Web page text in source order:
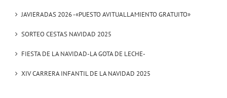
JAVIERADAS 2026 -«PUESTO AVITUALLAMIENTO GRATUITO»
SORTEO CESTAS NAVIDAD 2025
FIESTA DE LA NAVIDAD-LA GOTA DE LECHE-
XIV CARRERA INFANTIL DE LA NAVIDAD 2025